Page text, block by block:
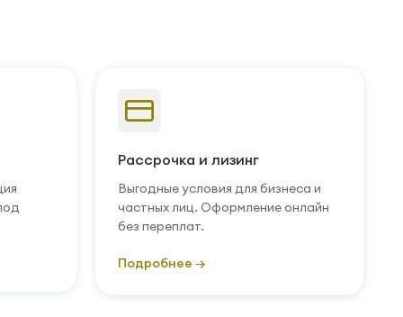
Рассрочка и лизинг
Выгодные условия для бизнеса и
частных лиц. Оформление онлайн
без переплат.
Подробнее →